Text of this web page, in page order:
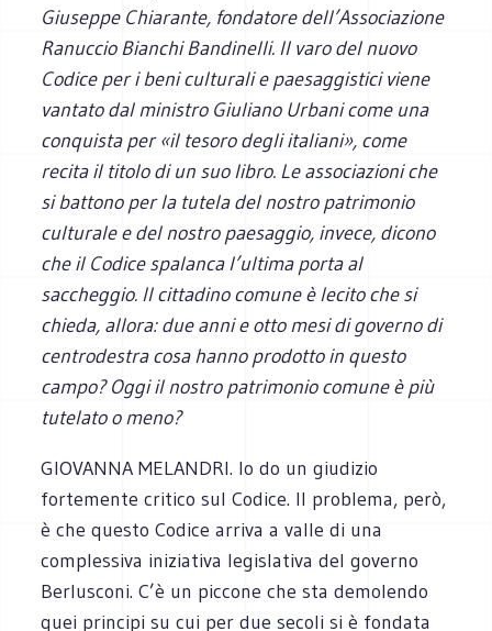
Giuseppe Chiarante, fondatore dell’Associazione
Ranuccio Bianchi Bandinelli. Il varo del nuovo
Codice per i beni culturali e paesaggistici viene
vantato dal ministro Giuliano Urbani come una
conquista per «il tesoro degli italiani», come
recita il titolo di un suo libro. Le associazioni che
si battono per la tutela del nostro patrimonio
culturale e del nostro paesaggio, invece, dicono
che il Codice spalanca l’ultima porta al
saccheggio. Il cittadino comune è lecito che si
chieda, allora: due anni e otto mesi di governo di
centrodestra cosa hanno prodotto in questo
campo? Oggi il nostro patrimonio comune è più
tutelato o meno?
GIOVANNA MELANDRI. Io do un giudizio
fortemente critico sul Codice. Il problema, però,
è che questo Codice arriva a valle di una
complessiva iniziativa legislativa del governo
Berlusconi. C’è un piccone che sta demolendo
quei principi su cui per due secoli si è fondata